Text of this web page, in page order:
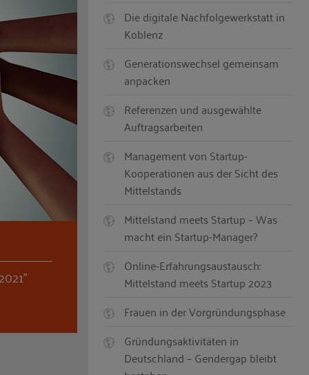
Die digitale Nachfolgewerkstatt in
Koblenz
Generationswechsel gemeinsam
anpacken
Referenzen und ausgewählte
Auftragsarbeiten
Management von Startup-
Kooperationen aus der Sicht des
Mittelstands
Mittelstand meets Startup – Was
macht ein Startup-Manager?
Online-Erfahrungsaustausch:
Mittelstand meets Startup 2023
Frauen in der Vorgründungsphase
Gründungsaktivitäten in
Deutschland – Gendergap bleibt